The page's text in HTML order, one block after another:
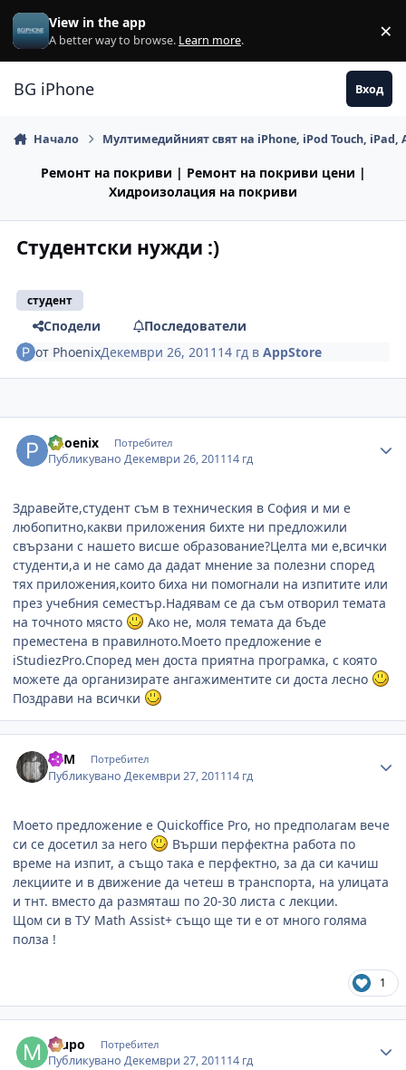
Премини към съдържанието
View in the app
A better way to browse. Learn more. ×
BG iPhone Вход
Начало Мултимедийният свят на iPhone, iPod Touch, iPad,
Ремонт на покриви | Ремонт на покриви цени |
Хидроизолация на покриви
Студентски нужди :)
студент
Сподели
Последователи
от PhoenixДекември 26, 2011 14 гд вAppStore
Phoenix Потребител
ПубликуваноДекември 26, 201114 гд
Здравейте,студент съм в техническия в София и ми е
любопитно,какви приложения бихте ни предложили
свързани с нашето висше образование?Целта ми е,всички
студенти,а и не само да дадат мнение за полезни според
тях приложения,които биха ни помогнали на изпитите или
през учебния семестър.Надявам се да съм отворил темата
на точното място
Ако не, моля темата да бъде
преместена в правилното.Моето предложение е
iStudiezPro.Според мен доста приятна програмка, с която
можете да организирате ангажиментите си доста лесно
Поздрави на всички
BSM Потребител
ПубликуваноДекември 27, 201114 гд
Моето предложение е Quickoffice Pro, но предполагам вече
си се досетил за него
Върши перфектна работа по
време на изпит, а също така е перфектно, за да си качиш
лекциите и в движение да четеш в транспорта, на улицата
и тнт. вместо да размяташ по 20-30 листа с лекции.
Щом си в ТУ Math Assist+ също ще ти е от много голяма
полза !
1
mupo Потребител
ПубликуваноДекември 27, 201114 гд